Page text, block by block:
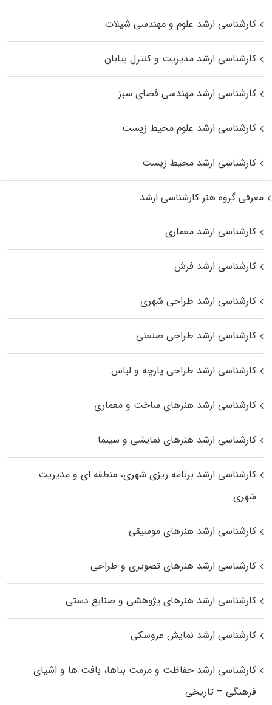
کارشناسی ارشد علوم و مهندسی شیلات
کارشناسی ارشد مدیریت و کنترل بیابان
کارشناسی ارشد مهندسی فضای سبز
کارشناسی ارشد علوم محیط‌ زیست
کارشناسی ارشد محیط زیست
معرفی گروه هنر کارشناسی ارشد
کارشناسی ارشد معماری
کارشناسی ارشد فرش
کارشناسی ارشد طراحی شهری
کارشناسی ارشد طراحی صنعتی
کارشناسی ارشد طراحی پارچه و لباس
کارشناسی ارشد هنرهای ساخت و معماری
کارشناسی ارشد هنرهای نمایشی و سینما
کارشناسی ارشد برنامه ریزی شهری، منطقه‌ ای و مدیریت
شهری
کارشناسی ارشد هنرهای موسیقی
کارشناسی ارشد هنرهای تصویری و طراحی
کارشناسی ارشد هنرهای پژوهشی و صنایع دستی
کارشناسی ارشد نمایش عروسکی
کارشناسی ارشد حفاظت و مرمت بناها، بافت‌ ها و اشیای
فرهنگی – تاریخی